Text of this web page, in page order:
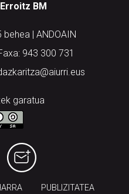
BM
| ANDOAIN
943 300 731
garatua
PUBLIZITATEA